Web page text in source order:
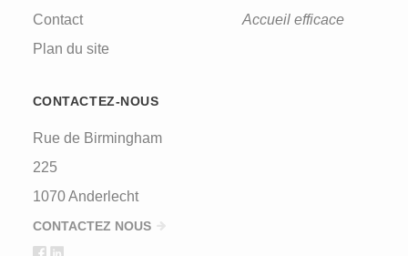
Contact
Plan du site
Accueil efficace
CONTACTEZ-NOUS
Rue de Birmingham
225
1070 Anderlecht
CONTACTEZ NOUS